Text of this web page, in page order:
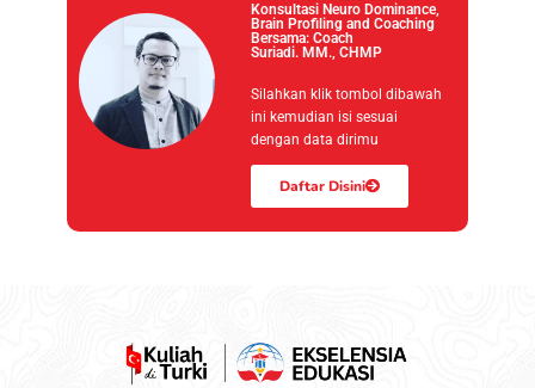
Konsultasi Neuro Dominance,
Brain Profiling and Coaching
Bersama: Coach
Suriadi. MM., CHMP
Silahkan klik tombol dibawah
ini kemudian isi sesuai
dengan data dirimu
Daftar Disini